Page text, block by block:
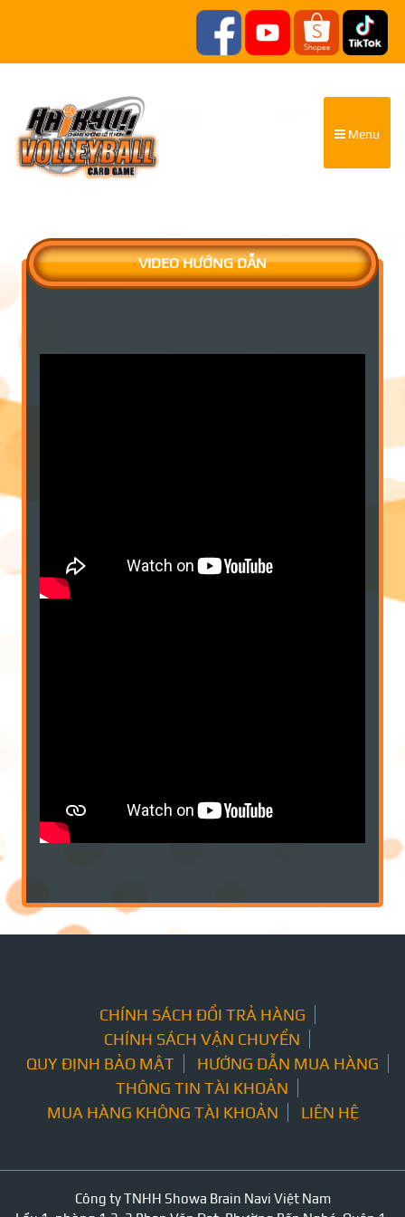
Menu
VIDEO HƯỚNG DẪN
CHÍNH SÁCH ĐỔI TRẢ HÀNG
CHÍNH SÁCH VẬN CHUYỂN
QUY ĐỊNH BẢO MẬT
HƯỚNG DẪN MUA HÀNG
THÔNG TIN TÀI KHOẢN
MUA HÀNG KHÔNG TÀI KHOẢN
LIÊN HỆ
Công ty TNHH Showa Brain Navi Việt Nam